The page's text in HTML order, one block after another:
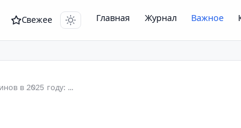
Свежее Главная Журнал Важное
46 000 новых интернет-магазинов в 2025 году: почему продавцы уходят с маркетплейсов